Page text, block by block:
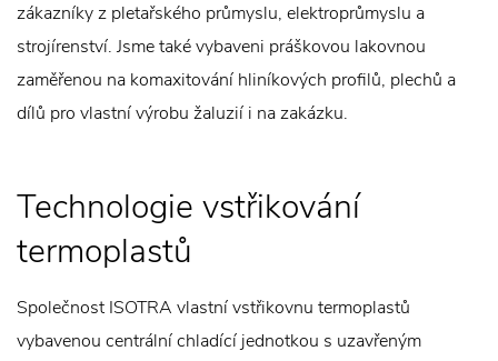
zákazníky z pletařského průmyslu, elektroprůmyslu a
strojírenství. Jsme také vybaveni práškovou lakovnou
zaměřenou na komaxitování hliníkových profilů, plechů a
dílů pro vlastní výrobu žaluzií i na zakázku.
Technologie vstřikování
termoplastů
Společnost ISOTRA vlastní vstřikovnu termoplastů
vybavenou centrální chladící jednotkou s uzavřeným